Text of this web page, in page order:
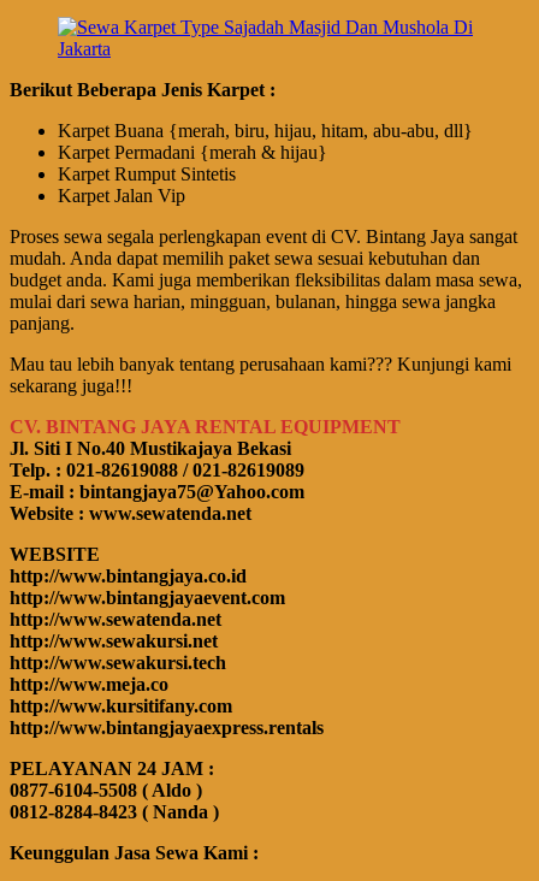
Berikut Beberapa Jenis Karpet :
Karpet Buana {merah, biru, hijau, hitam, abu-abu, dll}
Karpet Permadani {merah & hijau}
Karpet Rumput Sintetis
Karpet Jalan Vip
Proses sewa segala perlengkapan event di CV. Bintang Jaya sangat
mudah. Anda dapat memilih paket sewa sesuai kebutuhan dan
budget anda. Kami juga memberikan fleksibilitas dalam masa sewa,
mulai dari sewa harian, mingguan, bulanan, hingga sewa jangka
panjang.
Mau tau lebih banyak tentang perusahaan kami??? Kunjungi kami
sekarang juga!!!
CV. BINTANG JAYA RENTAL EQUIPMENT
Jl. Siti I No.40 Mustikajaya Bekasi
Telp. : 021-82619088 / 021-82619089
E-mail : bintangjaya75@Yahoo.com
Website : www.sewatenda.net
WEBSITE
http://www.bintangjaya.co.id
http://www.bintangjayaevent.com
http://www.sewatenda.net
http://www.sewakursi.net
http://www.sewakursi.tech
http://www.meja.co
http://www.kursitifany.com
http://www.bintangjayaexpress.rentals
PELAYANAN 24 JAM :
0877-6104-5508 ( Aldo )
0812-8284-8423 ( Nanda )
Keunggulan Jasa Sewa Kami :